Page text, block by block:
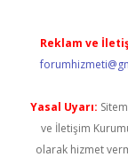
Reklam ve
Yasal Uyarı:
ve İletişim
olarak hizmet